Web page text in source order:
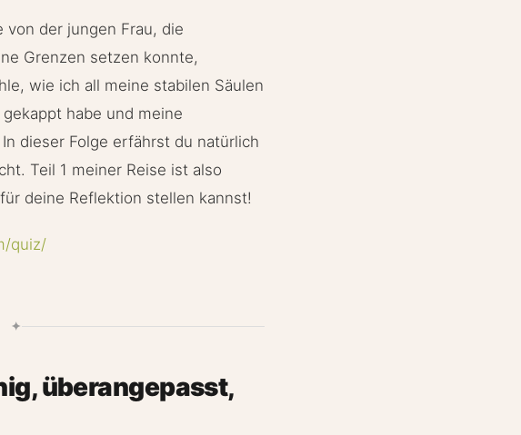
von der jungen Frau, die
Grenzen setzen konnte,
wie ich all meine stabilen Säulen
habe und meine
dieser Folge erfährst du natürlich
Teil 1 meiner Reise ist also
deine Reflektion stellen kannst!
quiz/
✦
überangepasst,